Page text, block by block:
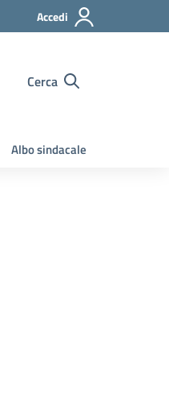
Accedi
Cerca
Albo sindacale